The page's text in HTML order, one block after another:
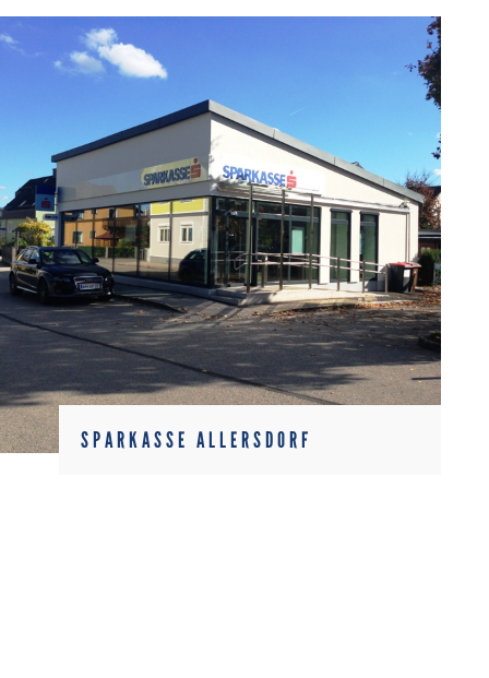
SPARKASSE ALLERSDORF